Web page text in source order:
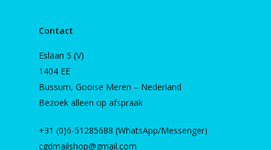
Contact
Eslaan 5 (V)
1404 EE
Bussum, Gooise Meren – Nederland
Bezoek alleen op afspraak
+31 (0)6-51285688 (WhatsApp/Messenger)
cgdmailshop@gmail.com